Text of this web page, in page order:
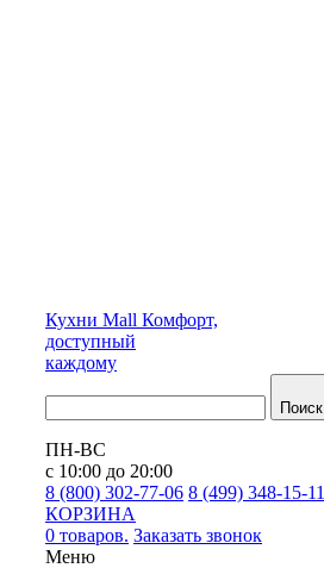
Кухни Mall Комфорт,
доступный
каждому
Поиск
ПН-ВС
с 10:00 до 20:00
8 (800) 302-77-06 8 (499) 348-15-11
КОРЗИНА
0 товаров. Заказать звонок
Меню